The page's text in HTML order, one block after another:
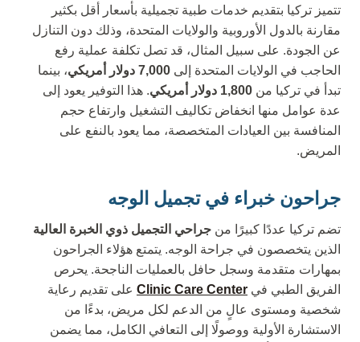
تتميز تركيا بتقديم خدمات طبية تجميلية بأسعار أقل بكثير
مقارنة بالدول الأوروبية والولايات المتحدة، وذلك دون التنازل
عن الجودة. على سبيل المثال، قد تصل تكلفة عملية رفع
الحاجب في الولايات المتحدة إلى 7,000 دولار أمريكي
، بينما
تبدأ في تركيا من 1,800 دولار أمريكي
. هذا التوفير يعود إلى
عدة عوامل منها انخفاض تكاليف التشغيل وارتفاع حجم
المنافسة بين العيادات المتخصصة، مما يعود بالنفع على
المريض.
جراحون خبراء في تجميل الوجه
تضم تركيا عددًا كبيرًا من جراحي التجميل ذوي الخبرة العالية
الذين يتخصصون في جراحة الوجه. يتمتع هؤلاء الجراحون
بمهارات متقدمة وسجل حافل بالعمليات الناجحة. يحرص
الفريق الطبي في Clinic Care Center على تقديم رعاية
شخصية ومستوى عالٍ من الدعم لكل مريض، بدءًا من
الاستشارة الأولية ووصولًا إلى التعافي الكامل، مما يضمن